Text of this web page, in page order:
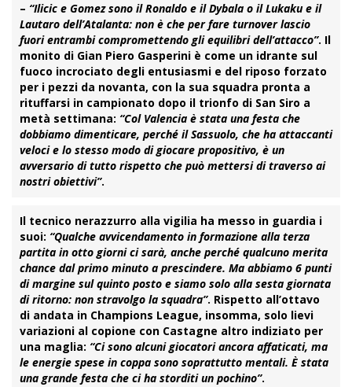
– “Ilicic e Gomezsono il Ronaldo e il Dybala o il Lukaku e il
Lautaro dell’Atalanta: non è che per fare turnover lascio
fuori entrambi compromettendo gli equilibri dell’attacco”. Il
monito di Gian Piero Gasperini è come un idrante sul
fuoco incrociato degli entusiasmi e del riposo forzato
per i pezzi da novanta, con la sua squadra pronta a
rituffarsi in campionato dopo il trionfo di San Siro a
metà settimana: “Col Valencia è stata una festa che
dobbiamo dimenticare, perché ilSassuolo, che ha attaccanti
veloci e lo stesso modo di giocare propositivo, è un
avversario di tutto rispetto che può mettersi di traverso ai
nostri obiettivi”.
Il tecnico nerazzurro alla vigilia ha messo in guardia i
suoi: “Qualche avvicendamento in formazione alla terza
partita in otto giorni ci sarà, anche perché qualcuno merita
chance dal primo minuto a prescindere. Ma abbiamo 6 punti
di margine sul quinto posto e siamo solo alla sesta giornata
di ritorno: non stravolgo la squadra”. Rispetto all’ottavo
di andata in Champions League, insomma, solo lievi
variazioni al copione con Castagne altro indiziato per
una maglia: “Ci sono alcuni giocatori ancora affaticati, ma
le energie spese in coppa sono soprattutto mentali. È stata
una grande festa che ci ha storditi un pochino”.